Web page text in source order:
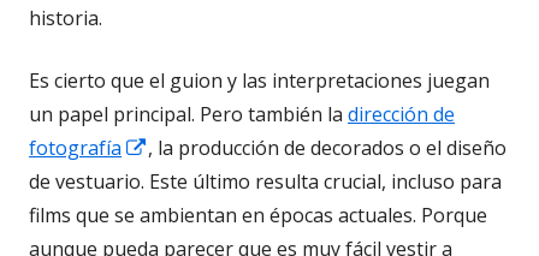
historia.
Es cierto que el guion y las interpretaciones juegan
un papel principal. Pero también la dirección de
fotografía
Abrir
en
una
ventana
, la producción de decorados o el diseño
de vestuario. Este último resulta crucial, incluso para
films que se ambientan en épocas actuales. Porque
aunque pueda parecer que es muy fácil vestir a